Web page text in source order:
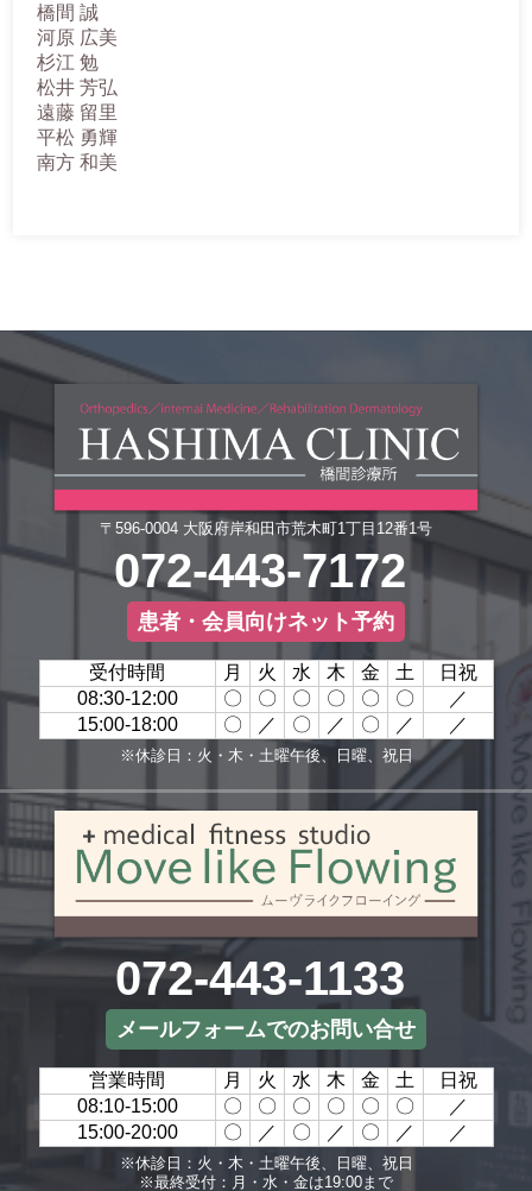
橋間 誠
河原 広美
杉江 勉
松井 芳弘
遠藤 留里
平松 勇輝
南方 和美
〒596-0004 大阪府岸和田市荒木町1丁目12番1号
072-443-7172
患者・会員向けネット予約
受付時間 月 火 水 木 金 土
日祝
08:30-12:00
〇 〇 〇 〇 〇 〇
／
15:00-18:00
〇 ／ 〇 ／ 〇 ／ ／
※休診日：火・木・土曜午後、日曜、祝日
072-443-1133
メールフォームでのお問い合せ
営業時間 月 火 水 木 金 土
日祝
08:10-15:00
〇 〇 〇 〇 〇 〇
／
15:00-20:00
〇 ／ 〇 ／ 〇 ／ ／
※休診日：火・木・土曜午後、日曜、祝日
※最終受付：月・水・金は19:00まで